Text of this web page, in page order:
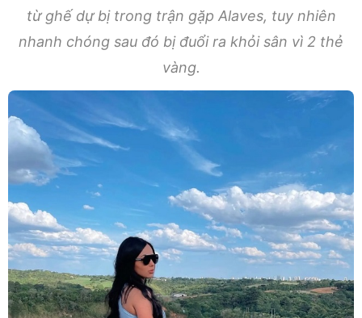
từ ghế dự bị trong trận gặp Alaves, tuy nhiên
nhanh chóng sau đó bị đuổi ra khỏi sân vì 2 thẻ
vàng.